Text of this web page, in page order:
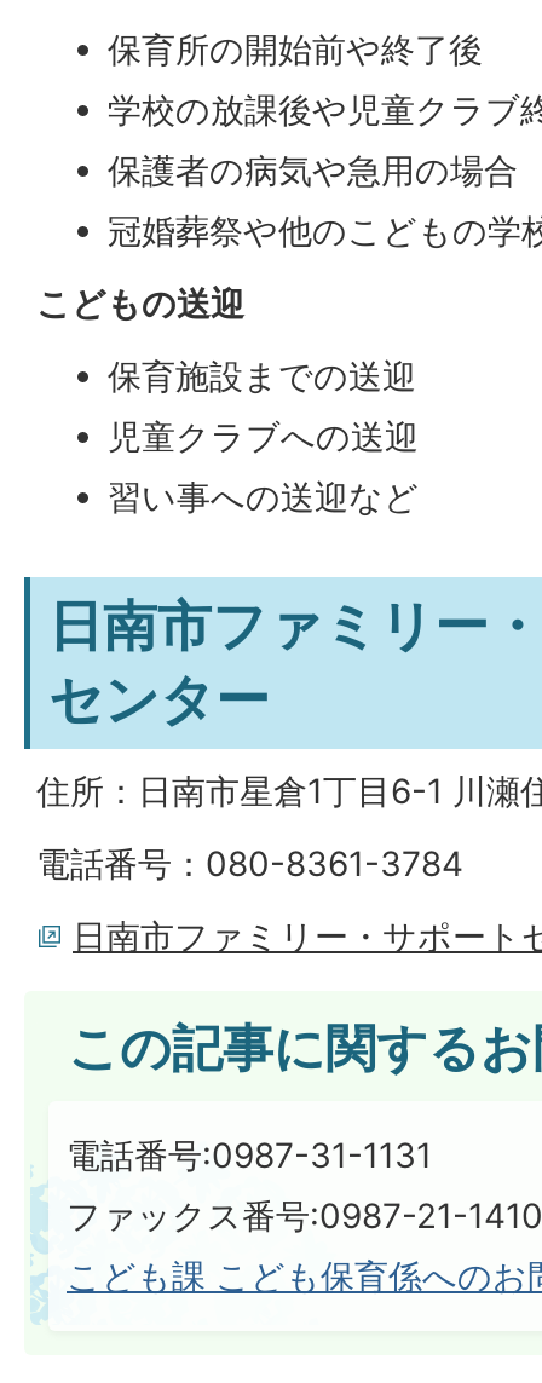
保育所の開始前や終了後
学校の放課後や児童クラブ
保護者の病気や急用の場合
冠婚葬祭や他のこどもの学
こどもの送迎
保育施設までの送迎
児童クラブへの送迎
習い事への送迎など
日南市ファミリー
センター
住所：日南市星倉1丁目6-1 川瀬
電話番号：080-8361-3784
日南市ファミリー・サポート
この記事に関する
電話番号:0987-31-1131
ファックス番号:0987-21-1410​​​​​​​
こども課 こども保育係へのお